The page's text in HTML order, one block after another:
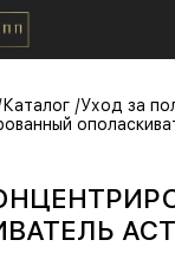
Каталог
Уход за